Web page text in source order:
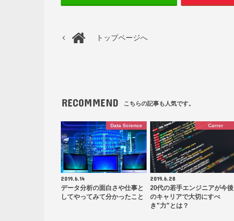
トップページへ
RECOMMEND こちらの記事も人気です。
Data Science
2019.6.14
データ分析の面白さや仕事と
してやってみて分かったこと
Carrer
2019.6.28
20代の若手エンジニアが今後
のキャリアで大切にすべ
き”力”とは？